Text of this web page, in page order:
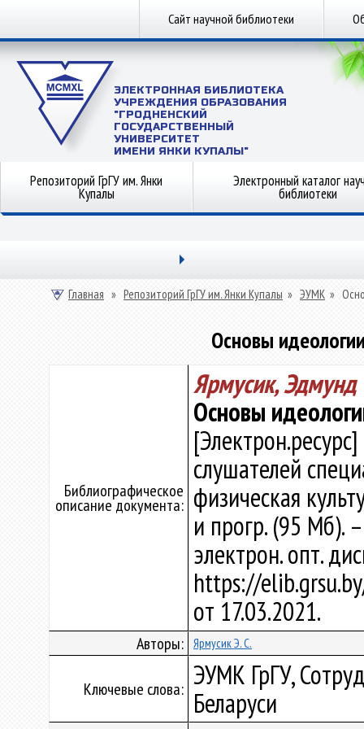
Сайт научной библиотеки
ЭЛЕКТРОННАЯ БИБЛИОТЕКА
УЧРЕЖДЕНИЯ ОБРАЗОВАНИЯ
"ГРОДНЕНСКИЙ
ГОСУДАРСТВЕННЫЙ
УНИВЕРСИТЕТ
ИМЕНИ ЯНКИ КУПАЛЫ"
Репозиторий ГрГУ им. Янки
Купалы
Электронный каталог
библиотеки
Главная » Репозиторий ГрГУ им. Янки Купалы » ЭУМК »
Основы
Библиографическое
описание документа:
Ярмусик, Эдмунд
Основы
слушателей
физическая
и прогр. (95 Мб).
электрон. опт.
https://
от 17.03.2021.
Авторы: Ярмусик Э. С.
Ключевые слова: ЭУМК ГрГУ,
Беларуси